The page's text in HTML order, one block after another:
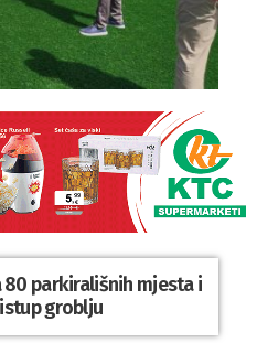
parkirališnih mjesta i
groblju